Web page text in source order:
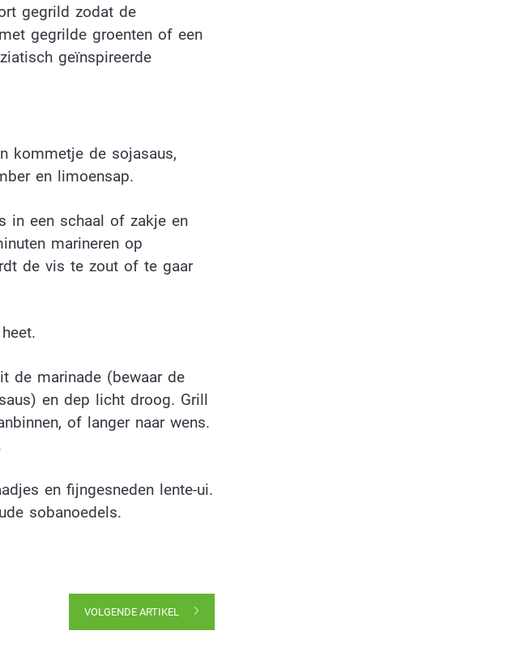
gegrild zodat de
gegrilde groenten of een
geïnspireerde
kommetje de sojasaus,
en limoensap.
in een schaal of zakje en
marineren op
de vis te zout of te gaar
de marinade (bewaar de
en dep licht droog. Grill
of langer naar wens.
en fijngesneden lente-ui.
sobanoedels.
VOLGENDE ARTIKEL